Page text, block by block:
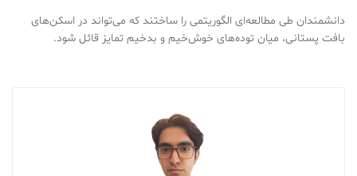
دانشمندان طی مطالعه‌­ای الگوریتمی را ساختند که می­‌تواند در اسکن­‌های
بافت پستانی، میان توده­‌های خوش‌­خیم و بدخیم تمایز قائل شود.